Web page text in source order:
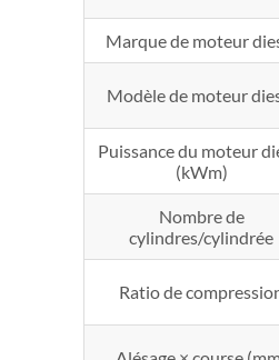
Marque de moteur
Modèle de moteur
Puissance du moteur
(kWm)
Nombre de
cylindres/cylindrée
Ratio de